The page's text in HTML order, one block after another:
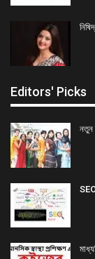
Editors' Picks
নতুন